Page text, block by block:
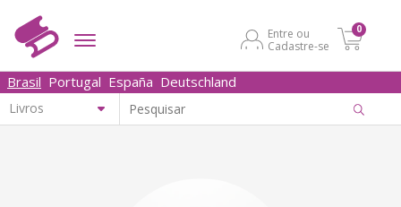
Entre ou
Cadastre-se
0
Brasil Portugal España Deutschland